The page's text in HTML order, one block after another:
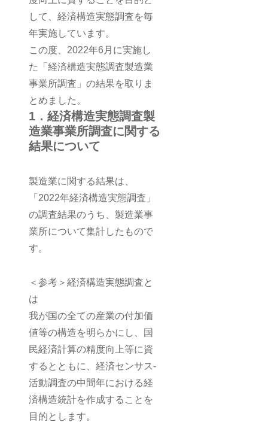
して、経済構造実態調査を毎
年実施しています。
この度、2022年6月に実施し
た「経済構造実態調査製造業
事業所調査」の結果を取りま
とめました。
1．経済構造実態調査製
造業事業所調査に関する
結果について
製造業に関する結果は、
「2022年経済構造実態調査」
の調査結果のうち、製造業事
業所について集計したもので
す。
＜参考＞経済構造実態調査と
は
我が国の全ての産業の付加価
値等の構造を明らかにし、国
民経済計算の精度向上等に資
するとともに、経済センサス‐
活動調査の中間年における経
済構造統計を作成することを
目的とします。